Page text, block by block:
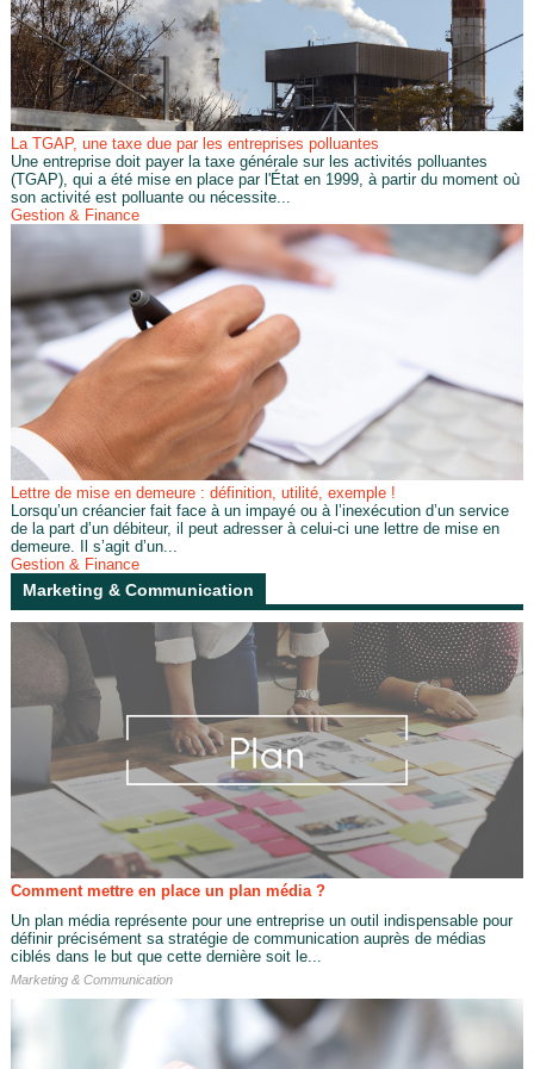
La TGAP, une taxe due par les entreprises polluantes
Une entreprise doit payer la taxe générale sur les activités polluantes
(TGAP), qui a été mise en place par l'État en 1999, à partir du moment où
son activité est polluante ou nécessite...
Gestion & Finance
Lettre de mise en demeure : définition, utilité, exemple !
Lorsqu’un créancier fait face à un impayé ou à l’inexécution d’un service
de la part d’un débiteur, il peut adresser à celui-ci une lettre de mise en
demeure. Il s’agit d’un...
Gestion & Finance
Marketing & Communication
Comment mettre en place un plan média ?
Un plan média représente pour une entreprise un outil indispensable pour
définir précisément sa stratégie de communication auprès de médias
ciblés dans le but que cette dernière soit le...
Marketing & Communication